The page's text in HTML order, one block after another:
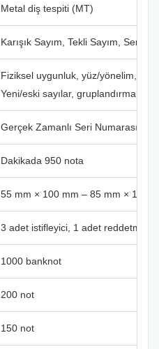
Metal diş tespiti (MT)
Karışık Sayım, Tekli Sayım,
Fiziksel uygunluk, yüz/yönelim,
Yeni/eski sayılar, gruplandırma ve
Gerçek Zamanlı Seri Numarası
Dakikada 950 nota
55 mm × 100 mm – 85 mm × 185
3 adet istifleyici, 1 adet reddetme
1000 banknot
200 not
150 not